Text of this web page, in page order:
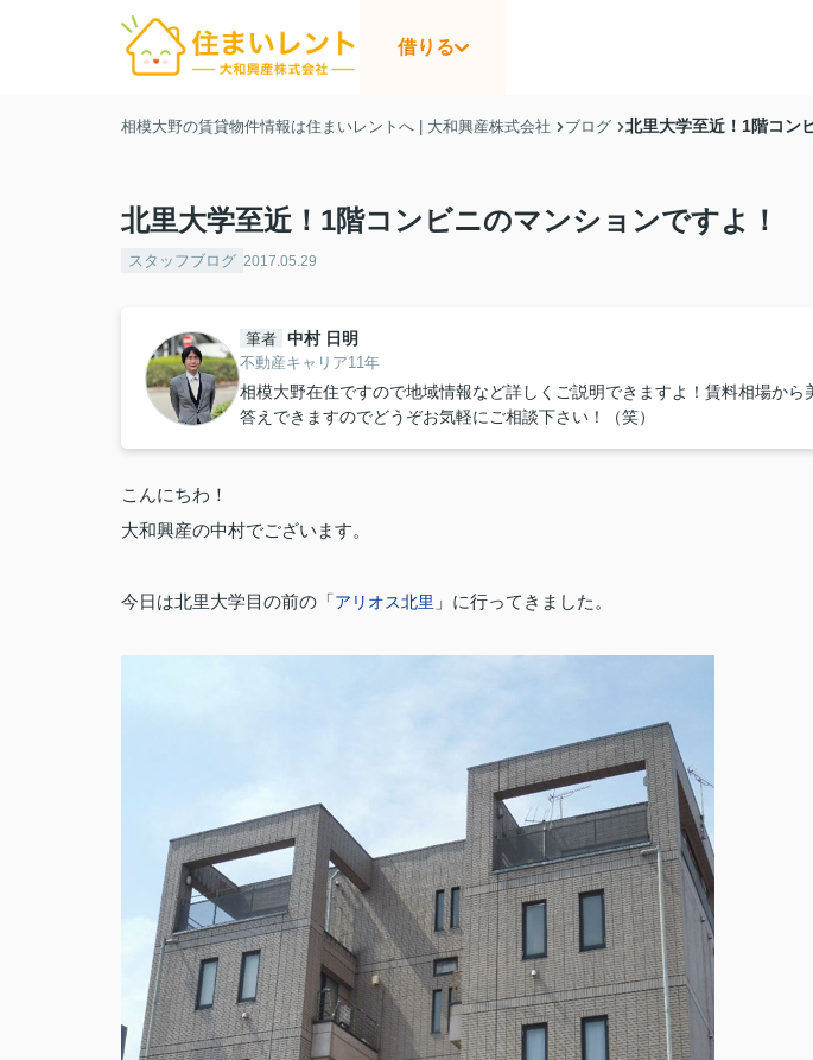
借りる
相模大野の賃貸物件情報は住まいレントへ | 大和興産株式会社 ブログ 北里大学至近！1階コン
北里大学至近！1階コンビニのマンションですよ！
スタッフブログ 2017.05.29
筆者 中村 日明
不動産キャリア11年
相模大野在住ですので地域情報など詳しくご説明できますよ！賃料相場から
答えできますのでどうぞお気軽にご相談下さい！（笑）
こんにちわ！
大和興産の中村でございます。
今日は北里大学目の前の「アリオス北里 」に行ってきました。